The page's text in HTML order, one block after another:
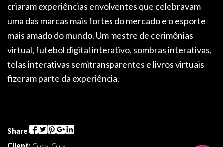
criaram experiências envolventes que celebravam
uma das marcas mais fortes do mercado e o esporte
mais amado do mundo. Um mestre de cerimônias
virtual, futebol digital interativo, sombras interativas,
telas interativas semitransparentes e livros virtuais
fizeram parte da experiência.
Share